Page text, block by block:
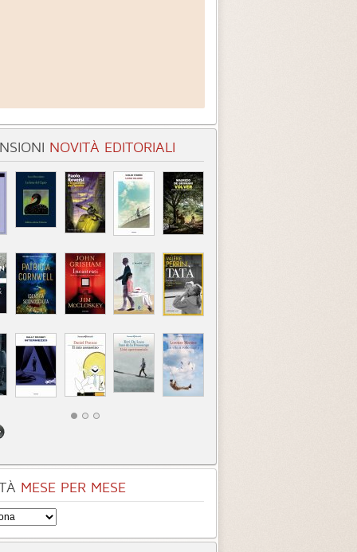
NOVITÀ EDITORIALI
MESE PER MESE